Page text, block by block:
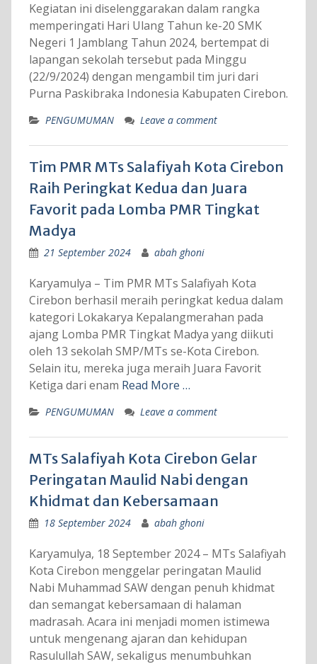
Kegiatan ini diselenggarakan dalam rangka
memperingati Hari Ulang Tahun ke-20 SMK
Negeri 1 Jamblang Tahun 2024, bertempat di
lapangan sekolah tersebut pada Minggu
(22/9/2024) dengan mengambil tim juri dari
Purna Paskibraka Indonesia Kabupaten Cirebon.
PENGUMUMAN Leave a comment
Tim PMR MTs Salafiyah Kota Cirebon
Raih Peringkat Kedua dan Juara
Favorit pada Lomba PMR Tingkat
Madya
21 September 2024 abah ghoni
Karyamulya – Tim PMR MTs Salafiyah Kota
Cirebon berhasil meraih peringkat kedua dalam
kategori Lokakarya Kepalangmerahan pada
ajang Lomba PMR Tingkat Madya yang diikuti
oleh 13 sekolah SMP/MTs se-Kota Cirebon.
Selain itu, mereka juga meraih Juara Favorit
Ketiga dari enam Read More …
PENGUMUMAN Leave a comment
MTs Salafiyah Kota Cirebon Gelar
Peringatan Maulid Nabi dengan
Khidmat dan Kebersamaan
18 September 2024 abah ghoni
Karyamulya, 18 September 2024 – MTs Salafiyah
Kota Cirebon menggelar peringatan Maulid
Nabi Muhammad SAW dengan penuh khidmat
dan semangat kebersamaan di halaman
madrasah. Acara ini menjadi momen istimewa
untuk mengenang ajaran dan kehidupan
Rasulullah SAW, sekaligus menumbuhkan